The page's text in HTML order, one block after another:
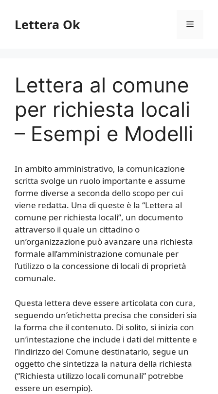
contenuto
Lettera Ok Menu
Lettera al comune
per richiesta locali
– Esempi e Modelli
In ambito amministrativo, la comunicazione
scritta svolge un ruolo importante e assume
forme diverse a seconda dello scopo per cui
viene redatta. Una di queste è la “Lettera al
comune per richiesta locali”, un documento
attraverso il quale un cittadino o
un’organizzazione può avanzare una richiesta
formale all’amministrazione comunale per
l’utilizzo o la concessione di locali di proprietà
comunale.
Questa lettera deve essere articolata con cura,
seguendo un’etichetta precisa che consideri sia
la forma che il contenuto. Di solito, si inizia con
un’intestazione che include i dati del mittente e
l’indirizzo del Comune destinatario, segue un
oggetto che sintetizza la natura della richiesta
(“Richiesta utilizzo locali comunali” potrebbe
essere un esempio).